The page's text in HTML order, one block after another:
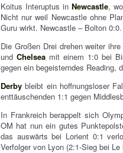
Koitus Interuptus in Newcastle,
Nicht nur weil Newcastle ohne
Guru wirkt. Newcastle – Bolton 0:0.
Die Großen Drei drehen weiter
undChelsea mit einem 1:0 bei
gegen ein begeisterndes Reading,
Derby bleibt ein hoffnungsloser
enttäuschenden 1:1 gegen
In Frankreich berappelt sich
OM hat nun ein gutes
das auswärts bei Lorient 0:1
Verfolger von Lyon (2:1-Sieg bei Le